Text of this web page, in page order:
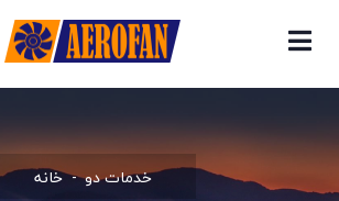
خانه خدمات دو